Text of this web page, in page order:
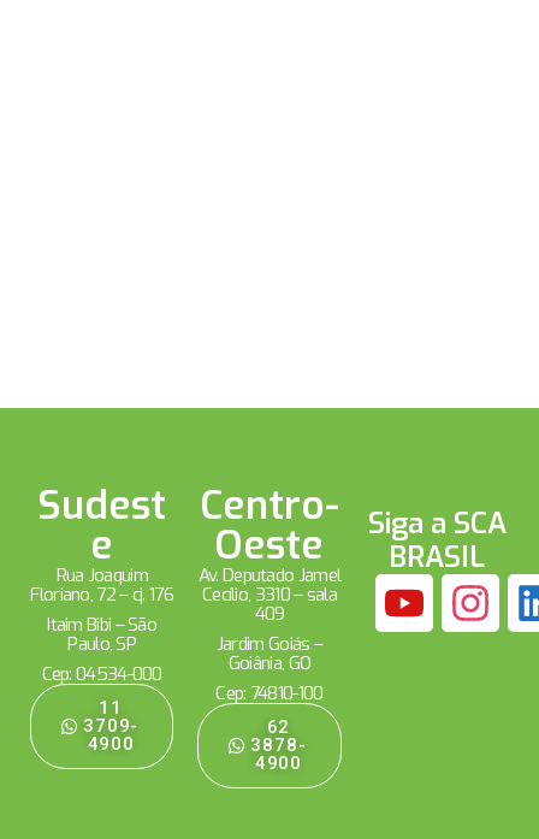
Sudest
e
Rua Joaquim
Floriano, 72 – cj. 176
Itaim Bibi – São
Paulo, SP
Cep: 04534-000
11
3709-
4900
Centro-
Oeste
Av. Deputado Jamel
Cecílio, 3310 – sala
409
Jardim Goiás –
Goiânia, GO
Cep: 74810-100
62
3878-
4900
Siga a SCA
BRASIL